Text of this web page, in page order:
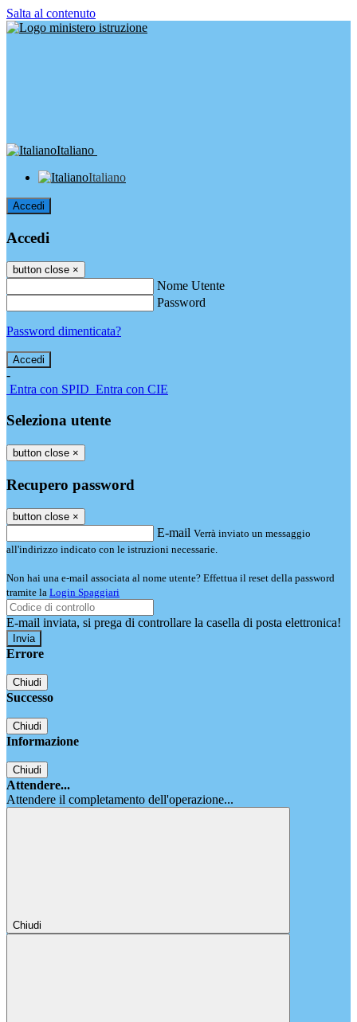
Salta al contenuto
Italiano
Italiano
Accedi
Accedi
button close ×
Nome Utente
Password
Password dimenticata?
-
Entra con SPID Entra con CIE
Seleziona utente
button close ×
Recupero password
button close ×
E-mail Verrà inviato un messaggio
all'indirizzo indicato con le istruzioni necessarie.
Non hai una e-mail associata al nome utente? Effettua il reset della password
tramite la Login Spaggiari
E-mail inviata, si prega di controllare la casella di posta elettronica!
Errore
Chiudi
Successo
Chiudi
Informazione
Chiudi
Attendere...
Attendere il completamento dell'operazione...
Chiudi